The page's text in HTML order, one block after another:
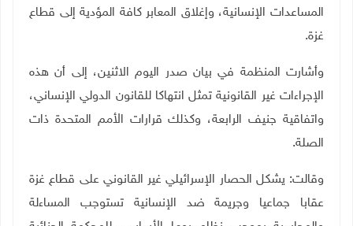
المساعدات الإنسانية، وإغلاق المعابر كافة المؤدية إلى قطاع
غزة.
وأشارت المنظمة في بيان صدر اليوم الاثنين، إلى أن هذه
الإجراءات غير القانونية تمثل انتهاكا للقانون الدولي الإنساني،
واتفاقية جنيف الرابعة، وكذلك قرارات الأمم المتحدة ذات
الصلة.
وقالت: يشكل الحصار الإسرائيلي غير القانوني على قطاع غزة
عقابا جماعيا وجريمة ضد الإنسانية تستوجب المساءلة